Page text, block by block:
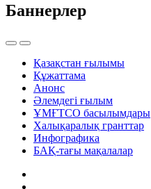
Баннерлер
Қазақстан ғылымы
Құжаттама
Анонс
Әлемдегі ғылым
ҰМҒТСО басылымдары
Халықаралық гранттар
Инфографика
БАҚ-тағы мақалалар